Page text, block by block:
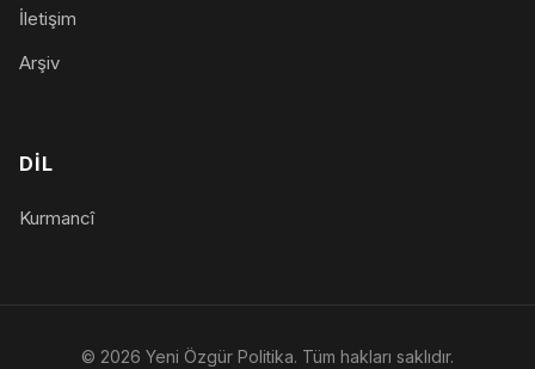
İletişim
Arşiv
DIL
Kurmancî
© 2026 Yeni Özgür Politika. Tüm hakları saklıdır.